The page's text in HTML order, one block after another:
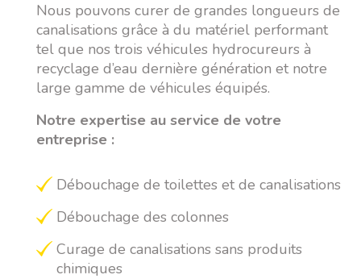
Nous pouvons curer de grandes longueurs de
canalisations grâce à du matériel performant
tel que nos trois véhicules hydrocureurs à
recyclage d’eau dernière génération et notre
large gamme de véhicules équipés.
Notre expertise au service de votre
entreprise :
Débouchage de toilettes et de canalisations
Débouchage des colonnes
Curage de canalisations sans produits
chimiques